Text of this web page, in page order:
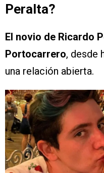
Peralta?
El novio de Ricardo
Portocarrero, desde
una relación abierta.